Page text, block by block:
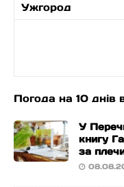
Ужгород
Погода на 10 днів
У
книгу
за